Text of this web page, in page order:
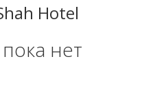
Hotel
нет